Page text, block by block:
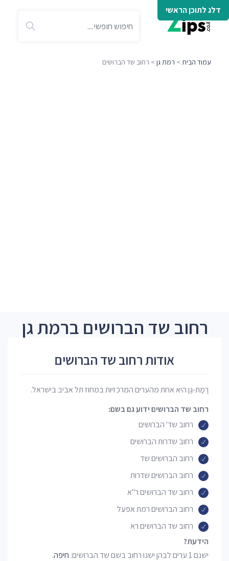
דלג לתוכן הראשי
עמוד הבית > רמת גן > רחוב שד הברושים
רחוב שד הברושים ברמת גן
אודות רחוב שד הברושים
רָמַת-גַּן היא אחת מהערים המרכזיות במחוז תל אביב בישראל.
רחוב שד הברושים ידוע גם בשם:
רחוב שד' הברושים
רחוב שדרות הברושים
רחוב הברושים שד
רחוב הברושים שדרות
רחוב שד הברושים ר"א
רחוב הברושים רמת אפעל
רחוב שד הברושים רא
הידעת?
ישנם 1 ערים לבהן ישנו רחוב בשם שד הברושים:
חיפה.